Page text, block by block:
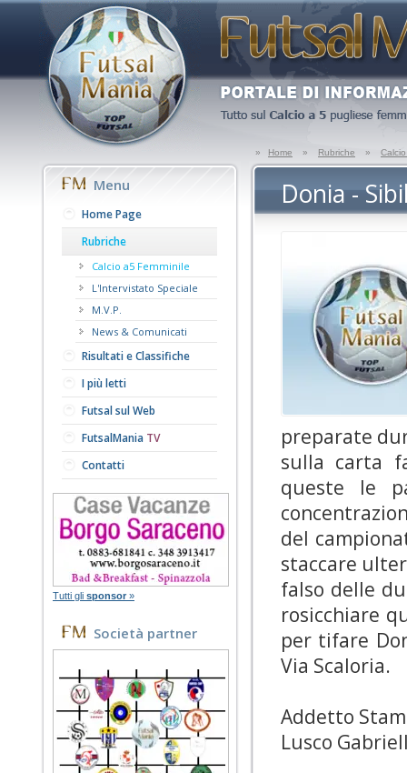
» Home » Rubriche »
Menu
Home Page
Rubriche
Calcio a5 Femminile
L'Intervistato Speciale
M.V.P.
News & Comunicati
Risultati e Classifiche
I più letti
Futsal sul Web
FutsalMania TV
Contatti
Tutti gli sponsor »
Società partner
Donia -
preparate
sulla carta
queste le
del
staccare
falso delle
rosicchiare
per tifare
Via Scaloria.
Addetto
Lusco